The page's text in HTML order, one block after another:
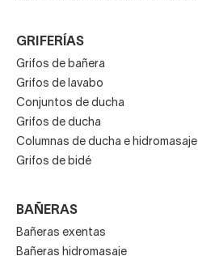
GRIFERÍAS
Grifos de bañera
Grifos de lavabo
Conjuntos de ducha
Grifos de ducha
Columnas de ducha e hidromasaje
Grifos de bidé
BAÑERAS
Bañeras exentas
Bañeras hidromasaje